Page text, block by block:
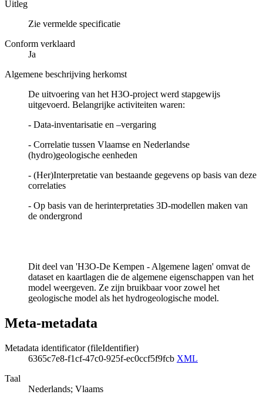
Uitleg
Zie vermelde specificatie
Conform verklaard
Ja
Algemene beschrijving herkomst
De uitvoering van het H3O-project werd stapgewijs
uitgevoerd. Belangrijke activiteiten waren:
- Data-inventarisatie en –vergaring
- Correlatie tussen Vlaamse en Nederlandse
(hydro)geologische eenheden
- (Her)Interpretatie van bestaande gegevens op basis van deze
correlaties
- Op basis van de herinterpretaties 3D-modellen maken van
de ondergrond
Dit deel van 'H3O-De Kempen - Algemene lagen' omvat de
dataset en kaartlagen die de algemene eigenschappen van het
model weergeven. Ze zijn bruikbaar voor zowel het
geologische model als het hydrogeologische model.
Meta-metadata
Metadata identificator (fileIdentifier)
6365c7e8-f1cf-47c0-925f-ec0ccf5f9fcb XML
Taal
Nederlands; Vlaams